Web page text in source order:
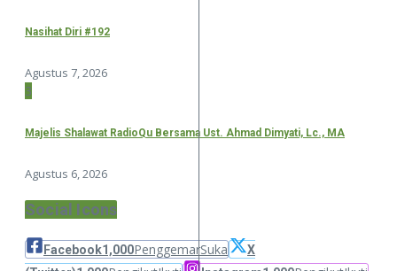
Nasihat Diri #192
Agustus 7, 2026
3
Majelis Shalawat RadioQu Bersama Ust. Ahmad Dimyati, Lc., MA
Agustus 6, 2026
Social Icons
Facebook1,000PenggemarSuka
X